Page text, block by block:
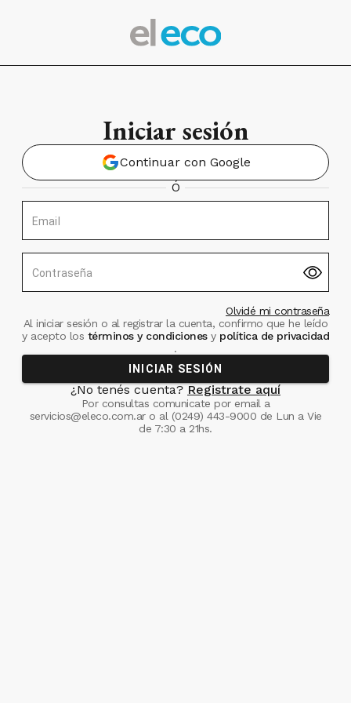
Iniciar sesión
Continuar con Google
Ó
Email
Contraseña
Olvidé mi contraseña
Al iniciar sesión o al registrar la cuenta, confirmo que he leído
y acepto los términos y condiciones ypolítica de privacidad
.
INICIAR SESIÓN
¿No tenés cuenta? Registrate aquí
Por consultas comunicate por email a
servicios@eleco.com.aro al (0249) 443-9000 de Lun a Vie
de 7:30 a 21hs.